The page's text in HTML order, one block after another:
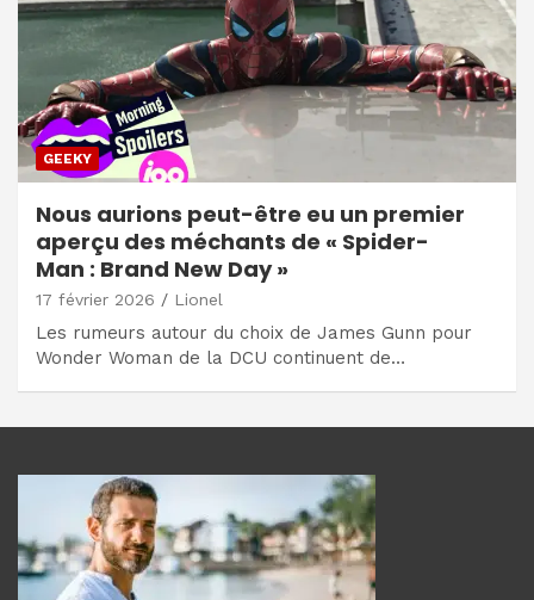
GEEKY
Nous aurions peut-être eu un premier
aperçu des méchants de « Spider-
Man : Brand New Day »
17 février 2026 Lionel
Les rumeurs autour du choix de James Gunn pour
Wonder Woman de la DCU continuent de…